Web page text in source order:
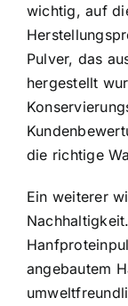
wichtig, auf
Pulver, das
hergestellt
die richtige
Ein weiterer
angebautem